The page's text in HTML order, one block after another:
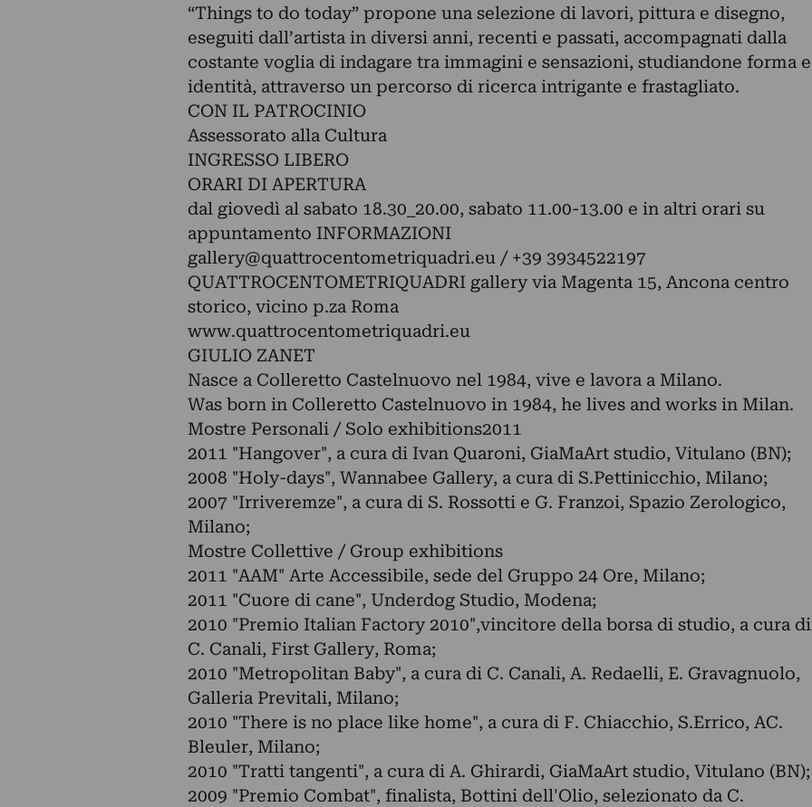
“Things to do today” propone una selezione di lavori, pittura e disegno,
eseguiti dall’artista in diversi anni, recenti e passati, accompagnati dalla
costante voglia di indagare tra immagini e sensazioni, studiandone forma e
identità, attraverso un percorso di ricerca intrigante e frastagliato.
CON IL PATROCINIO
Assessorato alla Cultura
INGRESSO LIBERO
ORARI DI APERTURA
dal giovedì al sabato 18.30_20.00, sabato 11.00-13.00 e in altri orari su
appuntamento INFORMAZIONI
gallery@quattrocentometriquadri.eu/ +39 3934522197
QUATTROCENTOMETRIQUADRI gallery via Magenta 15, Ancona centro
storico, vicino p.za Roma
www.quattrocentometriquadri.eu
GIULIO ZANET
Nasce a Colleretto Castelnuovo nel 1984, vive e lavora a Milano.
Was born in Colleretto Castelnuovo in 1984, he lives and works in Milan.
Mostre Personali / Solo exhibitions2011
2011 "Hangover", a cura di Ivan Quaroni, GiaMaArt studio, Vitulano (BN);
2008 "Holy-days", Wannabee Gallery, a cura di S.Pettinicchio, Milano;
2007 "Irriveremze", a cura di S. Rossotti e G. Franzoi, Spazio Zerologico,
Milano;
Mostre Collettive / Group exhibitions
2011 "AAM" Arte Accessibile, sede del Gruppo 24 Ore, Milano;
2011 "Cuore di cane", Underdog Studio, Modena;
2010 "Premio Italian Factory 2010",vincitore della borsa di studio, a cura di
C. Canali, First Gallery, Roma;
2010 "Metropolitan Baby", a cura di C. Canali, A. Redaelli, E. Gravagnuolo,
Galleria Previtali, Milano;
2010 "There is no place like home", a cura di F. Chiacchio, S.Errico, AC.
Bleuler, Milano;
2010 "Tratti tangenti", a cura di A. Ghirardi, GiaMaArt studio, Vitulano (BN);
2009 "Premio Combat", finalista, Bottini dell'Olio, selezionato da C.